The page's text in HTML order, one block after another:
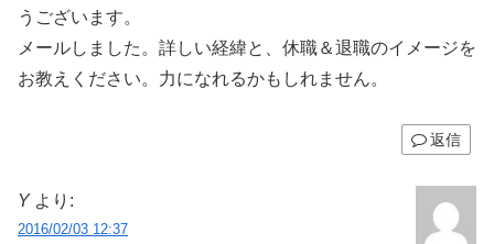
うございます。
メールしました。詳しい経緯と、休職＆退職のイメージを
お教えください。力になれるかもしれません。
返信
Y より:
2016/02/03 12:37